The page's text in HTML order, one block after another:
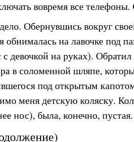
вовремя все
Обернувшись вокруг
обнималась на лавочке под
девочкой на руках).
в соломенной шляпе,
под открытым
меня детскую коляску.
нос), была, конечно,